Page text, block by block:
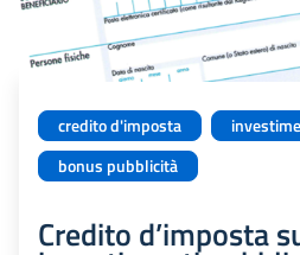
credito d'imposta
bonus pubblicità
Credito d’imposta